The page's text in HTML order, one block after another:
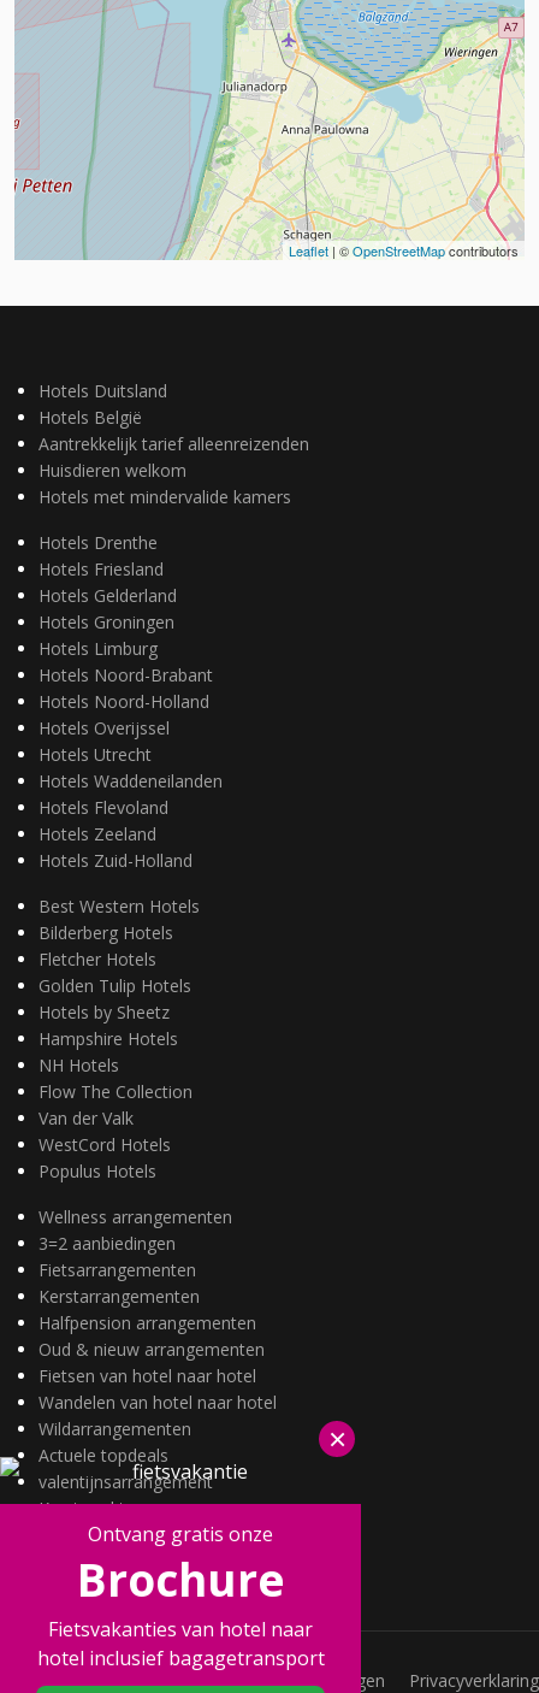
Leaflet | ©OpenStreetMapcontributors
Hotels Duitsland
Hotels België
Aantrekkelijk tarief alleenreizenden
Huisdieren welkom
Hotels met mindervalide kamers
Hotels Drenthe
Hotels Friesland
Hotels Gelderland
Hotels Groningen
Hotels Limburg
Hotels Noord-Brabant
Hotels Noord-Holland
Hotels Overijssel
Hotels Utrecht
Hotels Waddeneilanden
Hotels Flevoland
Hotels Zeeland
Hotels Zuid-Holland
Best Western Hotels
Bilderberg Hotels
Fletcher Hotels
Golden Tulip Hotels
Hotels by Sheetz
Hampshire Hotels
NH Hotels
Flow The Collection
Van der Valk
WestCord Hotels
Populus Hotels
Wellness arrangementen
3=2 aanbiedingen
Fietsarrangementen
Kerstarrangementen
Halfpension arrangementen
Oud & nieuw arrangementen
Fietsen van hotel naar hotel
Wandelen van hotel naar hotel
Wildarrangementen
Actuele topdeals
valentijnsarrangement
Kerstmarkten
Fietsvakanties
Wandelvakanties
Veelgestelde vragen Privacyverklaring
×
Ontvang gratis onze
Brochure
Fietsvakanties van hotel naar
hotel inclusief bagagetransport